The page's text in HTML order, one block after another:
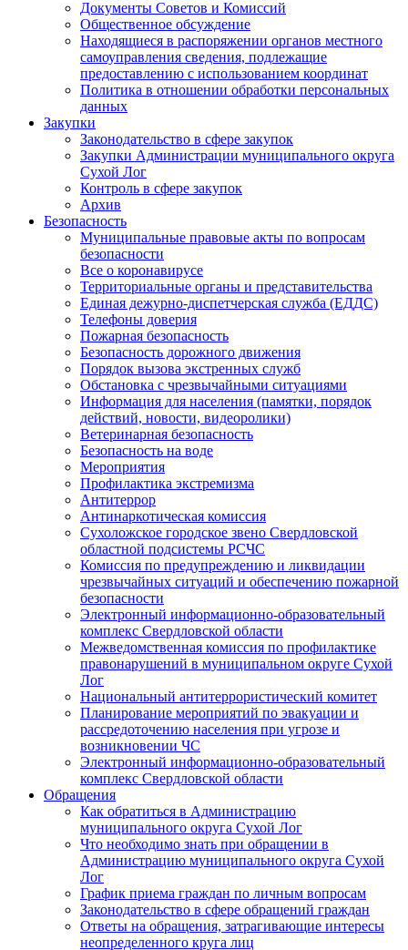
Документы Советов и Комиссий
Общественное обсуждение
Находящиеся в распоряжении органов местного
самоуправления сведения, подлежащие
предоставлению с использованием координат
Политика в отношении обработки персональных
данных
Закупки
Законодательство в сфере закупок
Закупки Администрации муниципального округа
Сухой Лог
Контроль в сфере закупок
Архив
Безопасность
Муниципальные правовые акты по вопросам
безопасности
Все о коронавирусе
Территориальные органы и представительства
Единая дежурно-диспетчерская служба (ЕДДС)
Телефоны доверия
Пожарная безопасность
Безопасность дорожного движения
Порядок вызова экстренных служб
Обстановка с чрезвычайными ситуациями
Информация для населения (памятки, порядок
действий, новости, видеоролики)
Ветеринарная безопасность
Безопасность на воде
Мероприятия
Профилактика экстремизма
Антитеррор
Антинаркотическая комиссия
Сухоложское городское звено Свердловской
областной подсистемы РСЧС
Комиссия по предупреждению и ликвидации
чрезвычайных ситуаций и обеспечению пожарной
безопасности
Электронный информационно-образовательный
комплекс Cвердловской области
Межведомственная комиссия по профилактике
правонарушений в муниципальном округе Сухой
Лог
Национальный антитеррористический комитет
Планирование мероприятий по эвакуации и
рассредоточению населения при угрозе и
возникновении ЧС
Электронный информационно-образовательный
комплекс Свердловской области
Обращения
Как обратиться в Администрацию
муниципального округа Сухой Лог
Что необходимо знать при обращении в
Администрацию муниципального округа Сухой
Лог
График приема граждан по личным вопросам
Законодательство в сфере обращений граждан
Ответы на обращения, затрагивающие интересы
неопределенного круга лиц